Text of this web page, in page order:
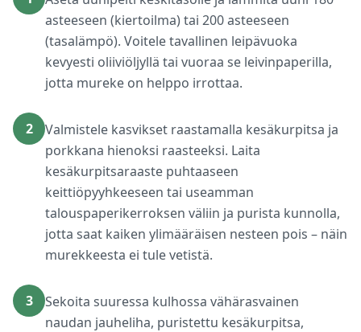
asteeseen (kiertoilma) tai 200 asteeseen
(tasalämpö). Voitele tavallinen leipävuoka
kevyesti oliiviöljyllä tai vuoraa se leivinpaperilla,
jotta mureke on helppo irrottaa.
2
Valmistele kasvikset raastamalla kesäkurpitsa ja
porkkana hienoksi raasteeksi. Laita
kesäkurpitsaraaste puhtaaseen
keittiöpyyhkeeseen tai useamman
talouspaperikerroksen väliin ja purista kunnolla,
jotta saat kaiken ylimääräisen nesteen pois – näin
murekkeesta ei tule vetistä.
3
Sekoita suuressa kulhossa vähärasvainen
naudan jauheliha, puristettu kesäkurpitsa,